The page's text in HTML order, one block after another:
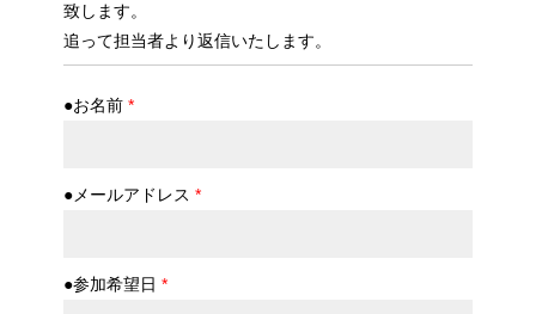
致します。
追って担当者より返信いたします。
●お名前*
●メールアドレス *
●参加希望日 *